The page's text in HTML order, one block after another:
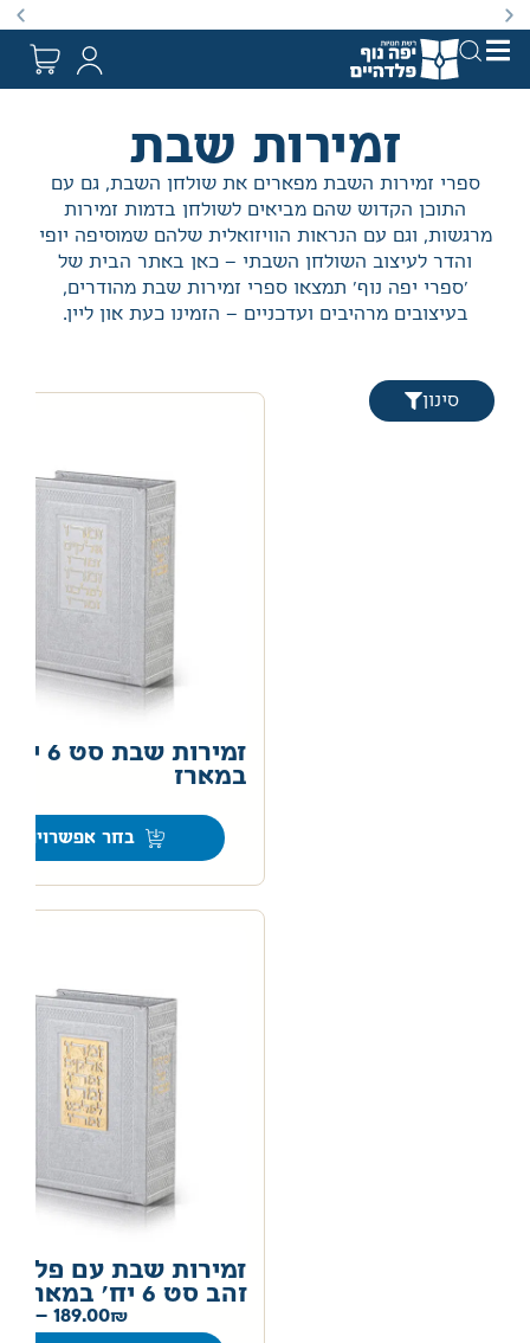
באתר מוצעים מוצרים במחירים נמוכים ומוזלים
זמירות שבת
ספרי זמירות השבת מפארים את שולחן השבת, גם עם
התוכן הקדוש שהם מביאים לשולחן בדמות זמירות
מרגשות, וגם עם הנראות הוויזואלית שלהם שמוסיפה יופי
והדר לעיצוב השולחן השבתי – כאן באתר הבית של
'ספרי יפה נוף' תמצאו ספרי זמירות שבת מהודרים,
בעיצובים מרהיבים ועדכניים – הזמינו כעת און ליין.
סינון
זמירות שבת סט 6 יח'
במארז
בחר אפשרויות
זמירות שבת עם
זהב סט 6 יח' במארז
189.00
–